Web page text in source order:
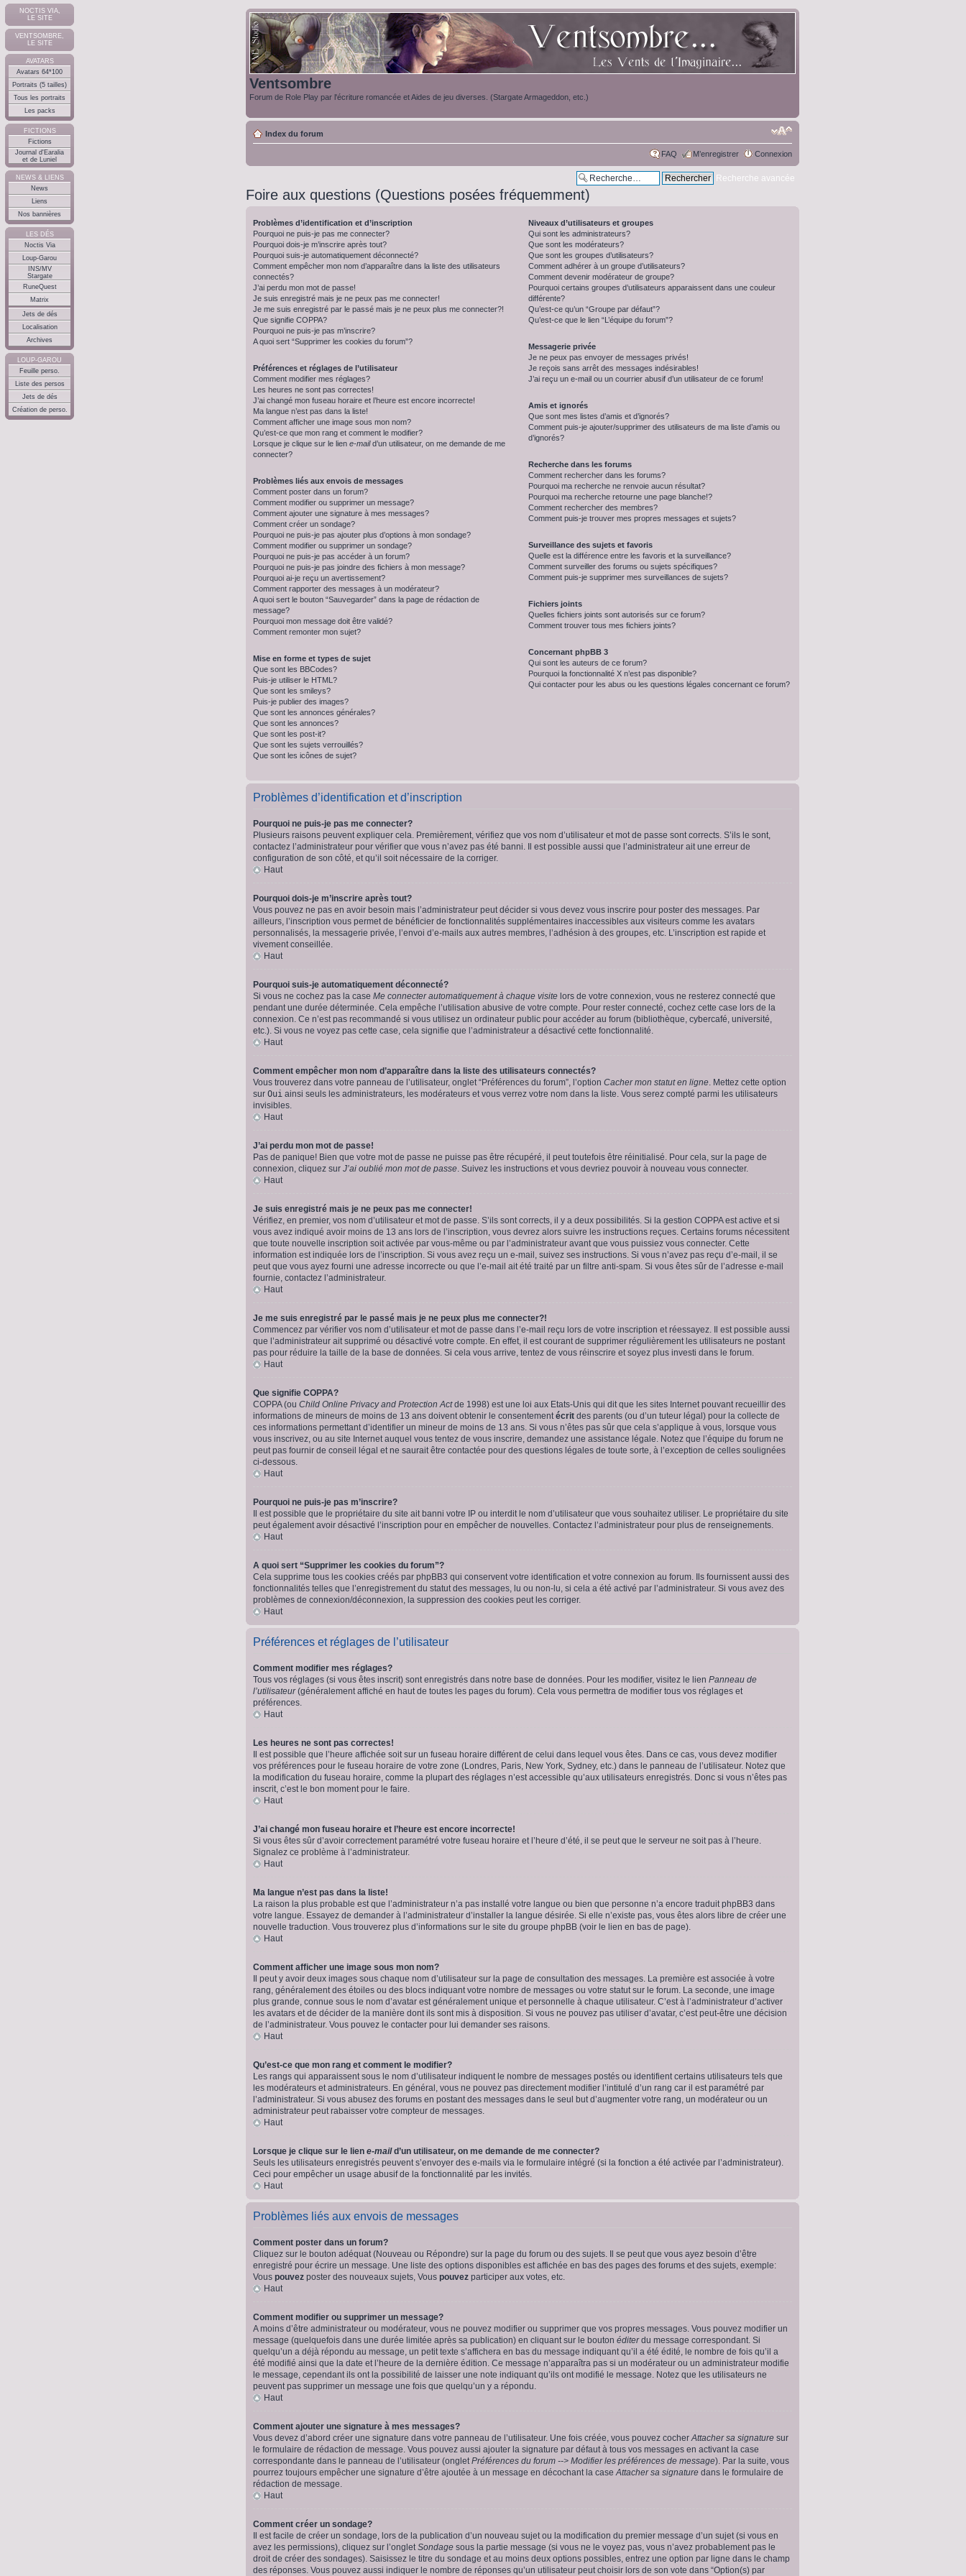
NOCTIS VIA,
LE SITE
VENTSOMBRE,
LE SITE
AVATARS
Avatars 64*100
Portraits (5 tailles)
Tous les portraits
Les packs
FICTIONS
Fictions
Journal d'Earalia
et de Luniel
NEWS & LIENS
News
Liens
Nos bannières
LES DÉS
Noctis Via
Loup-Garou
INS/MV
Stargate
RuneQuest
Matrix
Jets de dés
Localisation
Archives
LOUP-GAROU
Feuille perso.
Liste des persos
Jets de dés
Création de perso.
Ventsombre
Forum de Role Play par l'écriture romancée et Aides de jeu diverses. (Stargate Armageddon, etc.)
Index du forum
FAQ M’enregistrer Connexion
Recherche avancée
Foire aux questions (Questions posées fréquemment)
Problèmes d’identification et d’inscription
Pourquoi ne puis-je pas me connecter?
Pourquoi dois-je m’inscrire après tout?
Pourquoi suis-je automatiquement déconnecté?
Comment empêcher mon nom d’apparaître dans la liste des utilisateurs
connectés?
J’ai perdu mon mot de passe!
Je suis enregistré mais je ne peux pas me connecter!
Je me suis enregistré par le passé mais je ne peux plus me connecter?!
Que signifie COPPA?
Pourquoi ne puis-je pas m’inscrire?
A quoi sert “Supprimer les cookies du forum”?
Préférences et réglages de l’utilisateur
Comment modifier mes réglages?
Les heures ne sont pas correctes!
J’ai changé mon fuseau horaire et l’heure est encore incorrecte!
Ma langue n’est pas dans la liste!
Comment afficher une image sous mon nom?
Qu’est-ce que mon rang et comment le modifier?
Lorsque je clique sur le lien e-maild’un utilisateur, on me demande de me
connecter?
Problèmes liés aux envois de messages
Comment poster dans un forum?
Comment modifier ou supprimer un message?
Comment ajouter une signature à mes messages?
Comment créer un sondage?
Pourquoi ne puis-je pas ajouter plus d’options à mon sondage?
Comment modifier ou supprimer un sondage?
Pourquoi ne puis-je pas accéder à un forum?
Pourquoi ne puis-je pas joindre des fichiers à mon message?
Pourquoi ai-je reçu un avertissement?
Comment rapporter des messages à un modérateur?
A quoi sert le bouton “Sauvegarder” dans la page de rédaction de
message?
Pourquoi mon message doit être validé?
Comment remonter mon sujet?
Mise en forme et types de sujet
Que sont les BBCodes?
Puis-je utiliser le HTML?
Que sont les smileys?
Puis-je publier des images?
Que sont les annonces générales?
Que sont les annonces?
Que sont les post-it?
Que sont les sujets verrouillés?
Que sont les icônes de sujet?
Niveaux d’utilisateurs et groupes
Qui sont les administrateurs?
Que sont les modérateurs?
Que sont les groupes d’utilisateurs?
Comment adhérer à un groupe d’utilisateurs?
Comment devenir modérateur de groupe?
Pourquoi certains groupes d’utilisateurs apparaissent dans une couleur
différente?
Qu’est-ce qu’un “Groupe par défaut”?
Qu’est-ce que le lien “L’équipe du forum”?
Messagerie privée
Je ne peux pas envoyer de messages privés!
Je reçois sans arrêt des messages indésirables!
J’ai reçu un e-mail ou un courrier abusif d’un utilisateur de ce forum!
Amis et ignorés
Que sont mes listes d’amis et d’ignorés?
Comment puis-je ajouter/supprimer des utilisateurs de ma liste d’amis ou
d’ignorés?
Recherche dans les forums
Comment rechercher dans les forums?
Pourquoi ma recherche ne renvoie aucun résultat?
Pourquoi ma recherche retourne une page blanche!?
Comment rechercher des membres?
Comment puis-je trouver mes propres messages et sujets?
Surveillance des sujets et favoris
Quelle est la différence entre les favoris et la surveillance?
Comment surveiller des forums ou sujets spécifiques?
Comment puis-je supprimer mes surveillances de sujets?
Fichiers joints
Quelles fichiers joints sont autorisés sur ce forum?
Comment trouver tous mes fichiers joints?
Concernant phpBB 3
Qui sont les auteurs de ce forum?
Pourquoi la fonctionnalité X n’est pas disponible?
Qui contacter pour les abus ou les questions légales concernant ce forum?
Problèmes d’identification et d’inscription
Pourquoi ne puis-je pas me connecter?
Plusieurs raisons peuvent expliquer cela. Premièrement, vérifiez que vos nom d’utilisateur et mot de passe sont corrects. S’ils le sont,
contactez l’administrateur pour vérifier que vous n’avez pas été banni. Il est possible aussi que l’administrateur ait une erreur de
configuration de son côté, et qu’il soit nécessaire de la corriger.
Haut
Pourquoi dois-je m’inscrire après tout?
Vous pouvez ne pas en avoir besoin mais l’administrateur peut décider si vous devez vous inscrire pour poster des messages. Par
ailleurs, l’inscription vous permet de bénéficier de fonctionnalités supplémentaires inaccessibles aux visiteurs comme les avatars
personnalisés, la messagerie privée, l’envoi d’e-mails aux autres membres, l’adhésion à des groupes, etc. L’inscription est rapide et
vivement conseillée.
Haut
Pourquoi suis-je automatiquement déconnecté?
Si vous ne cochez pas la case Me connecter automatiquement à chaque visite lors de votre connexion, vous ne resterez connecté que
pendant une durée déterminée. Cela empêche l’utilisation abusive de votre compte. Pour rester connecté, cochez cette case lors de la
connexion. Ce n’est pas recommandé si vous utilisez un ordinateur public pour accéder au forum (bibliothèque, cybercafé, université,
etc.). Si vous ne voyez pas cette case, cela signifie que l’administrateur a désactivé cette fonctionnalité.
Haut
Comment empêcher mon nom d’apparaître dans la liste des utilisateurs connectés?
Vous trouverez dans votre panneau de l’utilisateur, onglet “Préférences du forum”, l’option Cacher mon statut en ligne . Mettez cette option
sur Oui ainsi seuls les administrateurs, les modérateurs et vous verrez votre nom dans la liste. Vous serez compté parmi les utilisateurs
invisibles.
Haut
J’ai perdu mon mot de passe!
Pas de panique! Bien que votre mot de passe ne puisse pas être récupéré, il peut toutefois être réinitialisé. Pour cela, sur la page de
connexion, cliquez sur J’ai oublié mon mot de passe . Suivez les instructions et vous devriez pouvoir à nouveau vous connecter.
Haut
Je suis enregistré mais je ne peux pas me connecter!
Vérifiez, en premier, vos nom d’utilisateur et mot de passe. S’ils sont corrects, il y a deux possibilités. Si la gestion COPPA est active et si
vous avez indiqué avoir moins de 13 ans lors de l’inscription, vous devrez alors suivre les instructions reçues. Certains forums nécessitent
que toute nouvelle inscription soit activée par vous-même ou par l’administrateur avant que vous puissiez vous connecter. Cette
information est indiquée lors de l’inscription. Si vous avez reçu un e-mail, suivez ses instructions. Si vous n’avez pas reçu d’e-mail, il se
peut que vous ayez fourni une adresse incorrecte ou que l’e-mail ait été traité par un filtre anti-spam. Si vous êtes sûr de l’adresse e-mail
fournie, contactez l’administrateur.
Haut
Je me suis enregistré par le passé mais je ne peux plus me connecter?!
Commencez par vérifier vos nom d’utilisateur et mot de passe dans l’e-mail reçu lors de votre inscription et réessayez. Il est possible aussi
que l’administrateur ait supprimé ou désactivé votre compte. En effet, il est courant de supprimer régulièrement les utilisateurs ne postant
pas pour réduire la taille de la base de données. Si cela vous arrive, tentez de vous réinscrire et soyez plus investi dans le forum.
Haut
Que signifie COPPA?
COPPA (ou Child Online Privacy and Protection Actde 1998) est une loi aux Etats-Unis qui dit que les sites Internet pouvant recueillir des
informations de mineurs de moins de 13 ans doivent obtenir le consentement écrit des parents (ou d’un tuteur légal) pour la collecte de
ces informations permettant d’identifier un mineur de moins de 13 ans. Si vous n’êtes pas sûr que cela s’applique à vous, lorsque vous
vous inscrivez, ou au site Internet auquel vous tentez de vous inscrire, demandez une assistance légale. Notez que l’équipe du forum ne
peut pas fournir de conseil légal et ne saurait être contactée pour des questions légales de toute sorte, à l’exception de celles soulignées
ci-dessous.
Haut
Pourquoi ne puis-je pas m’inscrire?
Il est possible que le propriétaire du site ait banni votre IP ou interdit le nom d’utilisateur que vous souhaitez utiliser. Le propriétaire du site
peut également avoir désactivé l’inscription pour en empêcher de nouvelles. Contactez l’administrateur pour plus de renseignements.
Haut
A quoi sert “Supprimer les cookies du forum”?
Cela supprime tous les cookies créés par phpBB3 qui conservent votre identification et votre connexion au forum. Ils fournissent aussi des
fonctionnalités telles que l’enregistrement du statut des messages, lu ou non-lu, si cela a été activé par l’administrateur. Si vous avez des
problèmes de connexion/déconnexion, la suppression des cookies peut les corriger.
Haut
Préférences et réglages de l’utilisateur
Comment modifier mes réglages?
Tous vos réglages (si vous êtes inscrit) sont enregistrés dans notre base de données. Pour les modifier, visitez le lien Panneau de
l’utilisateur(généralement affiché en haut de toutes les pages du forum). Cela vous permettra de modifier tous vos réglages et
préférences.
Haut
Les heures ne sont pas correctes!
Il est possible que l’heure affichée soit sur un fuseau horaire différent de celui dans lequel vous êtes. Dans ce cas, vous devez modifier
vos préférences pour le fuseau horaire de votre zone (Londres, Paris, New York, Sydney, etc.) dans le panneau de l’utilisateur. Notez que
la modification du fuseau horaire, comme la plupart des réglages n’est accessible qu’aux utilisateurs enregistrés. Donc si vous n’êtes pas
inscrit, c’est le bon moment pour le faire.
Haut
J’ai changé mon fuseau horaire et l’heure est encore incorrecte!
Si vous êtes sûr d’avoir correctement paramétré votre fuseau horaire et l’heure d’été, il se peut que le serveur ne soit pas à l’heure.
Signalez ce problème à l’administrateur.
Haut
Ma langue n’est pas dans la liste!
La raison la plus probable est que l’administrateur n’a pas installé votre langue ou bien que personne n’a encore traduit phpBB3 dans
votre langue. Essayez de demander à l’administrateur d’installer la langue désirée. Si elle n’existe pas, vous êtes alors libre de créer une
nouvelle traduction. Vous trouverez plus d’informations sur le site du groupe phpBB (voir le lien en bas de page).
Haut
Comment afficher une image sous mon nom?
Il peut y avoir deux images sous chaque nom d’utilisateur sur la page de consultation des messages. La première est associée à votre
rang, généralement des étoiles ou des blocs indiquant votre nombre de messages ou votre statut sur le forum. La seconde, une image
plus grande, connue sous le nom d’avatar est généralement unique et personnelle à chaque utilisateur. C’est à l’administrateur d’activer
les avatars et de décider de la manière dont ils sont mis à disposition. Si vous ne pouvez pas utiliser d’avatar, c’est peut-être une décision
de l’administrateur. Vous pouvez le contacter pour lui demander ses raisons.
Haut
Qu’est-ce que mon rang et comment le modifier?
Les rangs qui apparaissent sous le nom d’utilisateur indiquent le nombre de messages postés ou identifient certains utilisateurs tels que
les modérateurs et administrateurs. En général, vous ne pouvez pas directement modifier l’intitulé d’un rang car il est paramétré par
l’administrateur. Si vous abusez des forums en postant des messages dans le seul but d’augmenter votre rang, un modérateur ou un
administrateur peut rabaisser votre compteur de messages.
Haut
Lorsque je clique sur le lien e-maild’un utilisateur, on me demande de me connecter?
Seuls les utilisateurs enregistrés peuvent s’envoyer des e-mails via le formulaire intégré (si la fonction a été activée par l’administrateur).
Ceci pour empêcher un usage abusif de la fonctionnalité par les invités.
Haut
Problèmes liés aux envois de messages
Comment poster dans un forum?
Cliquez sur le bouton adéquat (Nouveau ou Répondre) sur la page du forum ou des sujets. Il se peut que vous ayez besoin d’être
enregistré pour écrire un message. Une liste des options disponibles est affichée en bas des pages des forums et des sujets, exemple:
Vous pouvez poster des nouveaux sujets, Vous pouvez participer aux votes, etc.
Haut
Comment modifier ou supprimer un message?
A moins d’être administrateur ou modérateur, vous ne pouvez modifier ou supprimer que vos propres messages. Vous pouvez modifier un
message (quelquefois dans une durée limitée après sa publication) en cliquant sur le bouton éditerdu message correspondant. Si
quelqu’un a déjà répondu au message, un petit texte s’affichera en bas du message indiquant qu’il a été édité, le nombre de fois qu’il a
été modifié ainsi que la date et l’heure de la dernière édition. Ce message n’apparaîtra pas si un modérateur ou un administrateur modifie
le message, cependant ils ont la possibilité de laisser une note indiquant qu’ils ont modifié le message. Notez que les utilisateurs ne
peuvent pas supprimer un message une fois que quelqu’un y a répondu.
Haut
Comment ajouter une signature à mes messages?
Vous devez d’abord créer une signature dans votre panneau de l’utilisateur. Une fois créée, vous pouvez cocher Attacher sa signature sur
le formulaire de rédaction de message. Vous pouvez aussi ajouter la signature par défaut à tous vos messages en activant la case
correspondante dans le panneau de l’utilisateur (onglet Préférences du forum --> Modifier les préférences de message). Par la suite, vous
pourrez toujours empêcher une signature d’être ajoutée à un message en décochant la case Attacher sa signature dans le formulaire de
rédaction de message.
Haut
Comment créer un sondage?
Il est facile de créer un sondage, lors de la publication d’un nouveau sujet ou la modification du premier message d’un sujet (si vous en
avez les permissions), cliquez sur l’onglet Sondage sous la partie message (si vous ne le voyez pas, vous n’avez probablement pas le
droit de créer des sondages). Saisissez le titre du sondage et au moins deux options possibles, entrez une option par ligne dans le champ
des réponses. Vous pouvez aussi indiquer le nombre de réponses qu’un utilisateur peut choisir lors de son vote dans “Option(s) par